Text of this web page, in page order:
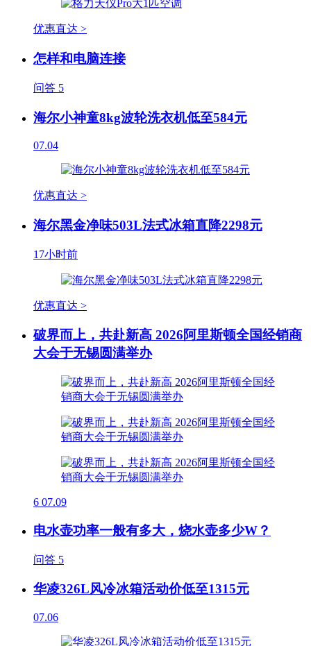
优惠直达 >
怎样和电脑连接
问答 5
海尔小神童8kg波轮洗衣机低至584元
07.04
优惠直达 >
海尔黑金净味503L法式冰箱直降2298元
17小时前
优惠直达 >
破界而上，共赴新高 2026阿里斯顿全国经销商
大会于无锡圆满举办
6 07.09
电水壶功率一般有多大，烧水壶多少W？
问答 5
华凌326L风冷冰箱活动价低至1315元
07.06